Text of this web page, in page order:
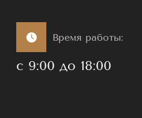
Время работы:
с 9:00 до 18:00